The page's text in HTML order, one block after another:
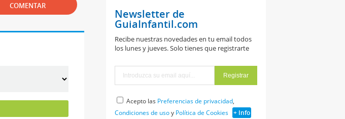
COMENTAR
Newsletter de
GuiaInfantil.com
Recibe nuestras novedades en tu email todos
los lunes y jueves. Solo tienes que registrarte
Acepto las Preferencias de privacidad,
Condiciones de usoy Política de Cookies + Info